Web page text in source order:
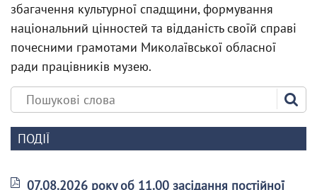
збагачення культурної спадщини, формування
національний цінностей та відданість своїй справі
почесними грамотами Миколаївської обласної
ради працівників музею.
ПОДІЇ
07.08.2026 року об 11.00 засідання постійної